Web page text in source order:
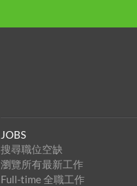
JOBS
搜尋職位空缺
瀏覽所有最新工作
Full-time 全職工作